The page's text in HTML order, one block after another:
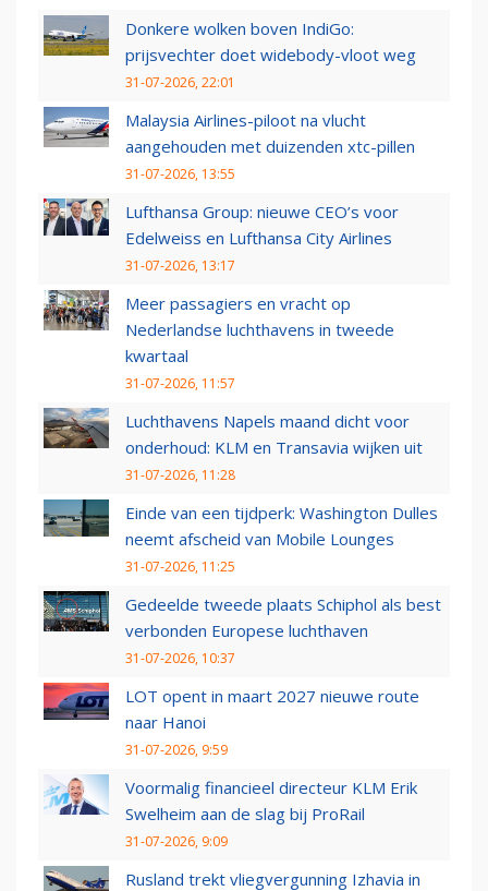
Donkere wolken boven IndiGo:
prijsvechter doet widebody-vloot weg
31-07-2026, 22:01
Malaysia Airlines-piloot na vlucht
aangehouden met duizenden xtc-pillen
31-07-2026, 13:55
Lufthansa Group: nieuwe CEO’s voor
Edelweiss en Lufthansa City Airlines
31-07-2026, 13:17
Meer passagiers en vracht op
Nederlandse luchthavens in tweede
kwartaal
31-07-2026, 11:57
Luchthavens Napels maand dicht voor
onderhoud: KLM en Transavia wijken uit
31-07-2026, 11:28
Einde van een tijdperk: Washington Dulles
neemt afscheid van Mobile Lounges
31-07-2026, 11:25
Gedeelde tweede plaats Schiphol als best
verbonden Europese luchthaven
31-07-2026, 10:37
LOT opent in maart 2027 nieuwe route
naar Hanoi
31-07-2026, 9:59
Voormalig financieel directeur KLM Erik
Swelheim aan de slag bij ProRail
31-07-2026, 9:09
Rusland trekt vliegvergunning Izhavia in